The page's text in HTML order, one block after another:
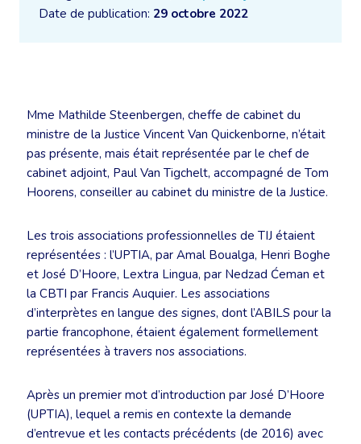
Date de publication: 29 octobre 2022
Mme Mathilde Steenbergen, cheffe de cabinet du
ministre de la Justice Vincent Van Quickenborne, n’était
pas présente, mais était représentée par le chef de
cabinet adjoint, Paul Van Tigchelt, accompagné de Tom
Hoorens, conseiller au cabinet du ministre de la Justice.
Les trois associations professionnelles de TIJ étaient
représentées : l’UPTIA, par Amal Boualga, Henri Boghe
et José D’Hoore, Lextra Lingua, par Nedzad Ćeman et
la CBTI par Francis Auquier. Les associations
d’interprètes en langue des signes, dont l’ABILS pour la
partie francophone, étaient également formellement
représentées à travers nos associations.
Après un premier mot d’introduction par José D’Hoore
(UPTIA), lequel a remis en contexte la demande
d’entrevue et les contacts précédents (de 2016) avec